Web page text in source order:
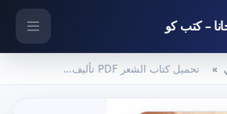
تحميل كتاب الشعر PDF تأليف إبراهيم عبد القادر المازني مجانا [كامل]